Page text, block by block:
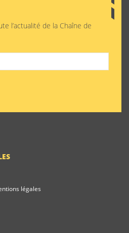
l’actualité de la Chaîne de
légales